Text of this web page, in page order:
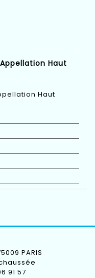
Appellation Haut
Haut
PARIS
91 57